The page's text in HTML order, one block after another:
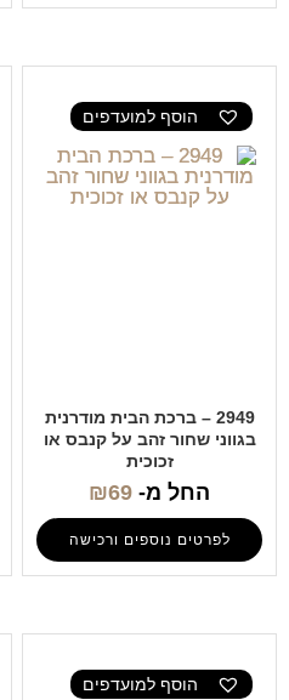
הוסף למועדפים
2949 – ברכת הבית מודרנית
בגווני שחור זהב על קנבס או
זכוכית
החל מ- ₪69
לפרטים נוספים ורכישה
הוסף למועדפים